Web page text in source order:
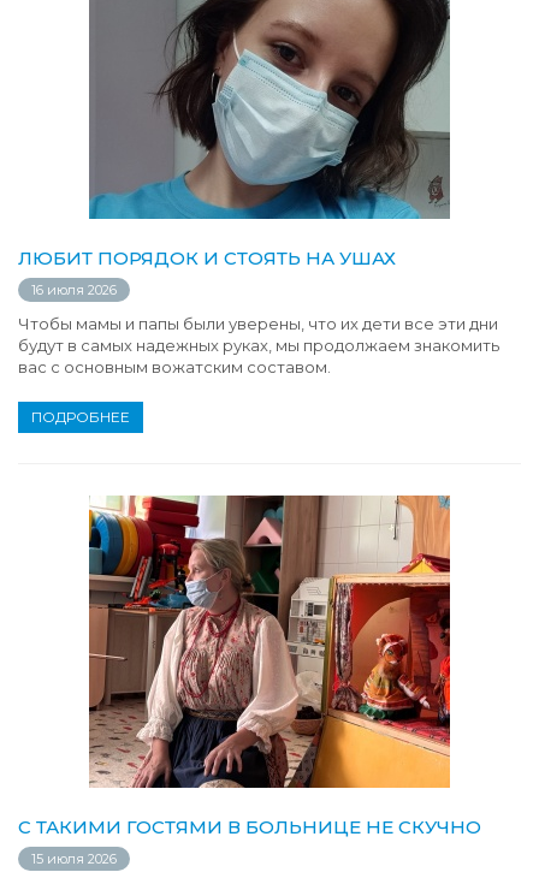
ЛЮБИТ ПОРЯДОК И СТОЯТЬ НА УШАХ
16 июля 2026
Чтобы мамы и папы были уверены, что их дети все эти дни
будут в самых надежных руках, мы продолжаем знакомить
вас с основным вожатским составом.
ПОДРОБНЕЕ
С ТАКИМИ ГОСТЯМИ В БОЛЬНИЦЕ НЕ СКУЧНО
15 июля 2026